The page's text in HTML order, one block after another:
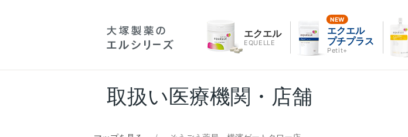
エクエル
EQUELLE
エクエル
プチプラス
Petit+
取扱い医療機関・店舗